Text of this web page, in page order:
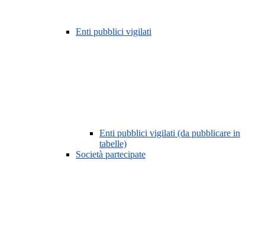
Enti pubblici vigilati
Enti pubblici vigilati (da pubblicare in
tabelle)
Società partecipate